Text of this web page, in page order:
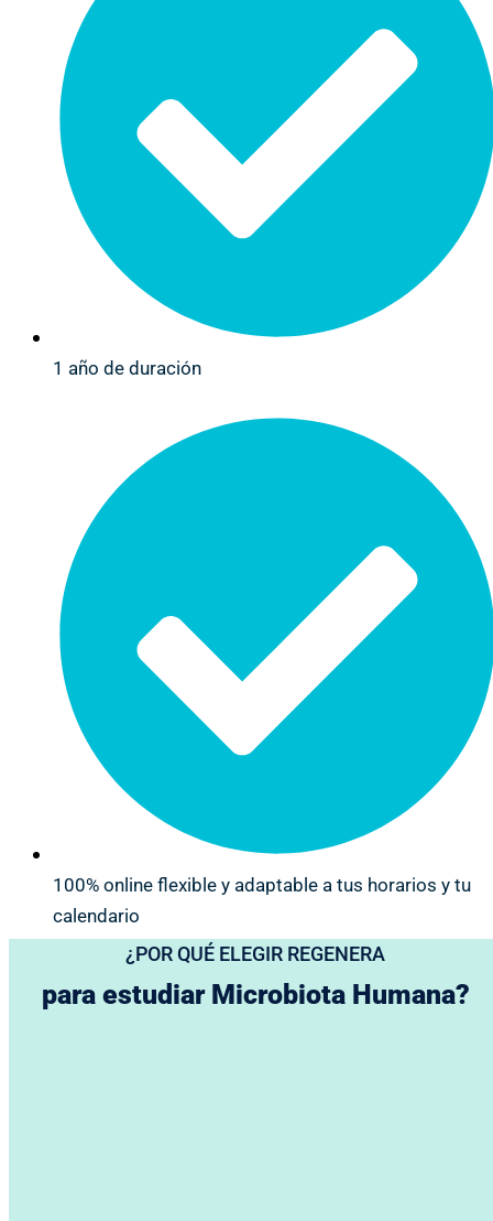
1 año de duración
100% online flexible y adaptable a tus horarios y tu
calendario
¿POR QUÉ ELEGIR REGENERA
para estudiar Microbiota Humana?